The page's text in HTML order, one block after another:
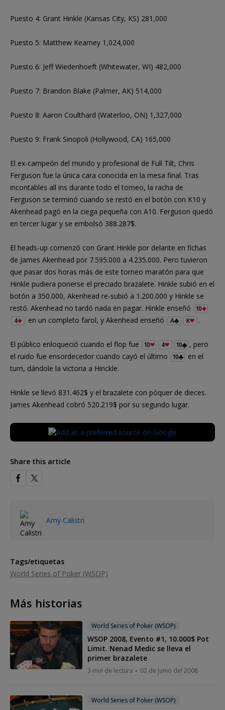
Puesto 4: Grant Hinkle (Kansas City, KS) 281,000
Puesto 5: Matthew Kearney 1,024,000
Puesto 6: Jeff Wiedenhoeft (Whitewater, WI) 482,000
Puesto 7: Brandon Blake (Palmer, AK) 514,000
Puesto 8: Aaron Coulthard (Waterloo, ON) 1,327,000
Puesto 9: Frank Sinopoli (Hollywood, CA) 165,000
El ex-campeón del mundo y profesional de Full Tilt, Chris
Ferguson fue la única cara conocida en la mesa final. Tras
incontables all ins durante todo el torneo, la racha de
Ferguson se terminó cuando se restó en el botón con K10 y
Akenhead pagó en la ciega pequeña con A10. Ferguson quedó
en tercer lugar y se embolsó 388.287$.
El heads-up comenzó con Grant Hinkle por delante en fichas
de James Akenhead por 7.595.000 a 4.235.000. Pero tuvieron
que pasar dos horas más de este torneo maratón para que
Hinkle pudiera ponerse el preciado brazalete. Hinkle subió en el
botón a 350.000, Akenhead re-subió a 1.200.000 y Hinkle se
restó. Akenhead no tardó nada en pagar. Hinkle enseñó
10
4
en un completo farol, y Akenhead enseñó A K .
El público enloqueció cuando el flop fue 10 4 10
, pero
el ruido fue ensordecedor cuando cayó el último
10
en el
turn, dándole la victoria a Hinckle.
Hinkle se llevó 831.462$ y el brazalete con póquer de dieces.
James Akenhead cobró 520.219$ por su segundo lugar.
Share this article
Amy Calistri
Tags/etiquetas
World Series of Poker (WSOP)
Más historias
World Series of Poker (WSOP)
WSOP 2008, Evento #1, 10.000$ Pot
Limit. Nenad Medic se lleva el
primer brazalete
3 min de lectura 02 de Junio del 2008
World Series of Poker (WSOP)